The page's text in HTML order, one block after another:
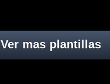
Ver mas plantillas